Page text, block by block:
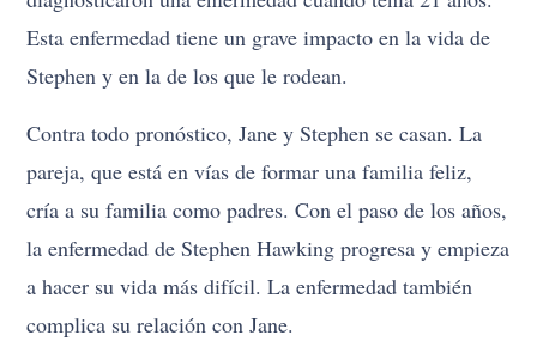
Esta enfermedad tiene un grave impacto en la vida de
Stephen y en la de los que le rodean.
Contra todo pronóstico, Jane y Stephen se casan. La
pareja, que está en vías de formar una familia feliz,
cría a su familia como padres. Con el paso de los años,
la enfermedad de Stephen Hawking progresa y empieza
a hacer su vida más difícil. La enfermedad también
complica su relación con Jane.